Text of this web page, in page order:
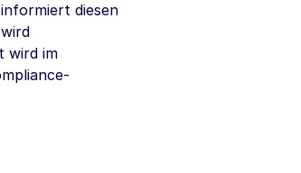
diesen
wird im